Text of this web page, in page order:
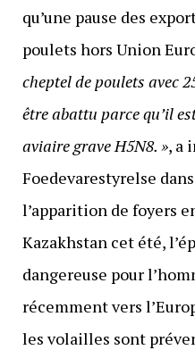
qu’une pause des
poulets hors Union
cheptel de poulets avec
être abattu parce qu’il
aviaire grave H5N8. », a
Foedevarestyrelse
l’apparition de foyers
Kazakhstan cet été,
dangereuse pour
récemment vers
les volailles sont